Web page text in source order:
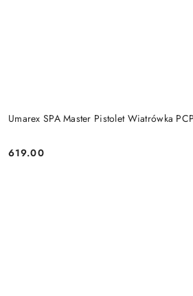
Umarex SPA Master Pistolet Wiatrówka
Cena:
619.00